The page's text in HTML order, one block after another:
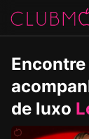
de luxo